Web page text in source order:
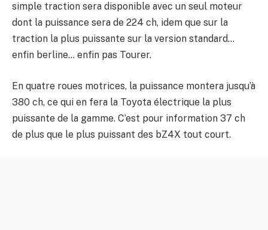
simple traction sera disponible avec un seul moteur
dont la puissance sera de 224 ch, idem que sur la
traction la plus puissante sur la version standard…
enfin berline… enfin pas Tourer.
En quatre roues motrices, la puissance montera jusqu’à
380 ch, ce qui en fera la Toyota électrique la plus
puissante de la gamme. C’est pour information 37 ch
de plus que le plus puissant des bZ4X tout court.